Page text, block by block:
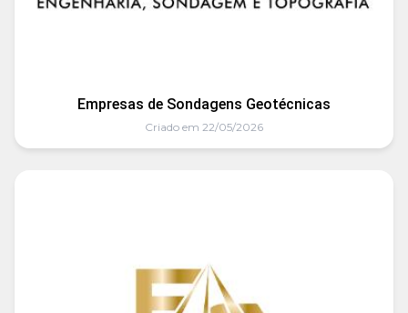
Empresas de Sondagens Geotécnicas
Criado em 22/05/2026